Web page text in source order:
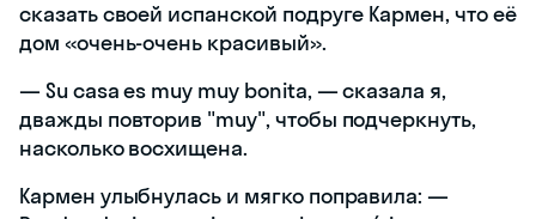
сказать своей испанской подруге Кармен, что её
дом «очень-очень красивый».
— Su casa es muy muy bonita, — сказала я,
дважды повторив "muy", чтобы подчеркнуть,
насколько восхищена.
Кармен улыбнулась и мягко поправила: —